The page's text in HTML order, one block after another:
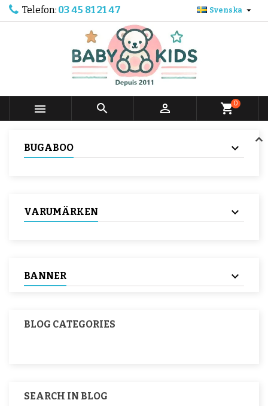
Telefon: 03 45 81 21 47 Svenska 
   shopping_cart0
BUGABOO
VARUMÄRKEN
BANNER
BLOG CATEGORIES
SEARCH IN BLOG